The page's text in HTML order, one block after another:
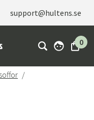
support@hultens.se
0